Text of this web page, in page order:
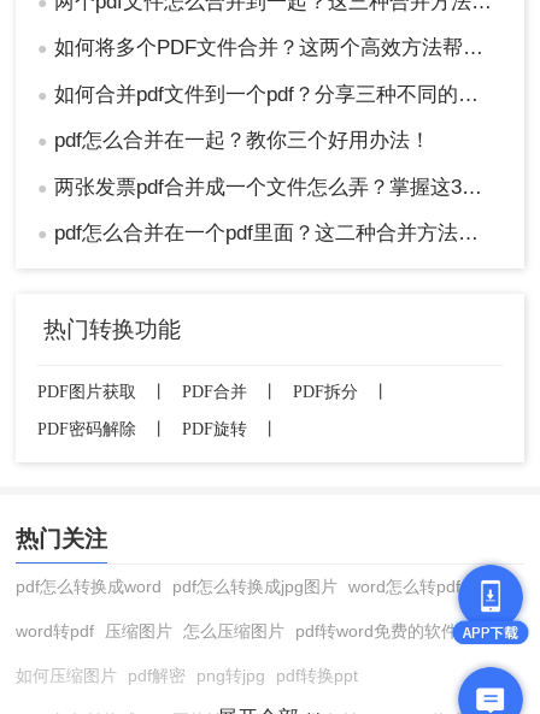
● 如何将多个PDF文件合并？这两个高效方法帮你解决！
● 如何合并pdf文件到一个pdf？分享三种不同的方法来帮助您轻松合并！
● pdf怎么合并在一起？教你三个好用办法！
● 两张发票pdf合并成一个文件怎么弄？掌握这3种方法轻松合并！
● pdf怎么合并在一个pdf里面？这二种合并方法了解下！
热门转换功能
PDF图片获取 PDF合并 PDF拆分
PDF密码解除
PDF旋转
热门关注
pdf怎么转换成word pdf怎么转换成jpg图片 word怎么转pdf
word转pdf 压缩图片 怎么压缩图片 pdf转word免费的软件
如何压缩图片 pdf解密 png转jpg pdf转换ppt